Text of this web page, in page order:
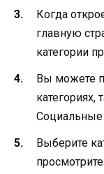
Когда
главную
категории
Вы можете
категориях,
Социальные
Выберите